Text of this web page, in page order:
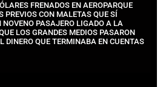
FRENADOS EN AEROPARQUE
PREVIOS CON MALETAS QUE SÍ
NOVENO PASAJERO LIGADO A LA
LOS GRANDES MEDIOS PASARON
DINERO QUE TERMINABA EN CUENTAS